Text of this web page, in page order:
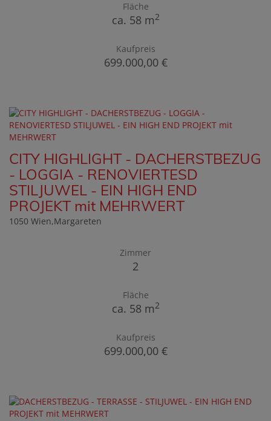
Fläche
ca. 58 m2
Kaufpreis
699.000,00 €
CITY HIGHLIGHT - DACHERSTBEZUG
- LOGGIA - RENOVIERTESD
STILJUWEL - EIN HIGH END
PROJEKT mit MEHRWERT
1050 Wien,Margareten
Zimmer
2
Fläche
ca. 58 m2
Kaufpreis
699.000,00 €